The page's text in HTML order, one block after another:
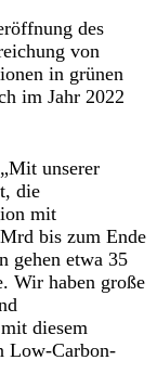
des
von
in grünen
im Jahr 2022
„Mit unserer
die
mit
bis zum Ende
gehen etwa 35
Wir haben große
diesem
Low-Carbon-